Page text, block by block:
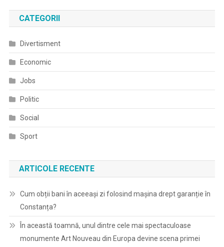
CATEGORII
Divertisment
Economic
Jobs
Politic
Social
Sport
ARTICOLE RECENTE
Cum obții bani în aceeași zi folosind mașina drept garanție în
Constanța?
În această toamnă, unul dintre cele mai spectaculoase
monumente Art Nouveau din Europa devine scena primei